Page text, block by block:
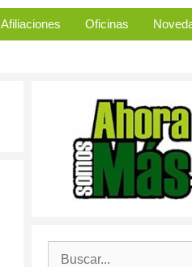
Afiliaciones Oficinas